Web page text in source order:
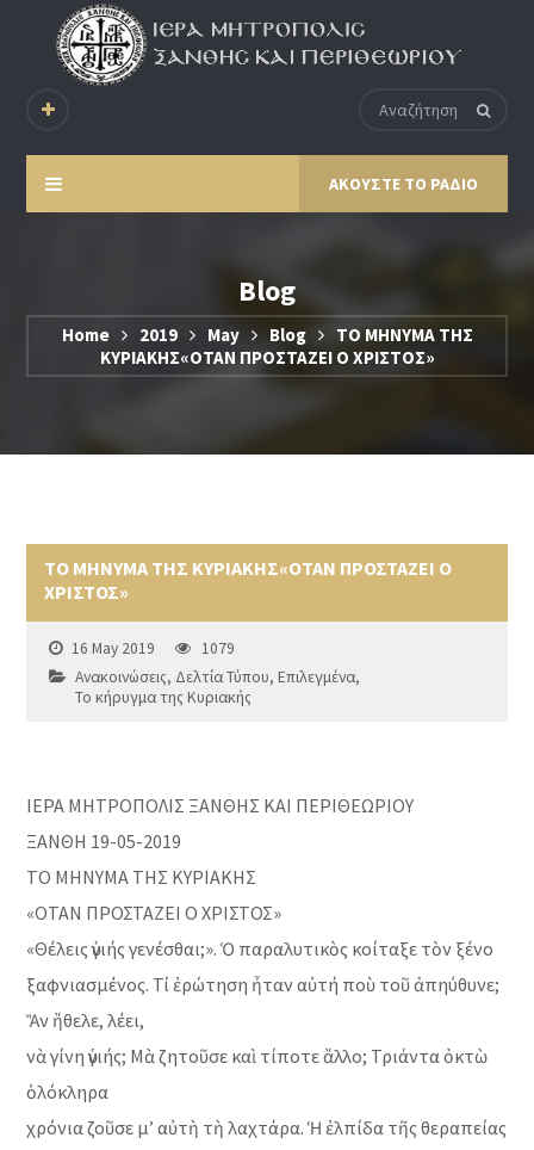
ΑΚΟΥΣΤΕ ΤΟ ΡΑΔΙΟ
Blog
Home 2019 May Blog
ΤΟ ΜΗΝΥΜΑ ΤΗΣ
ΚΥΡΙΑΚΗΣ«ΟΤΑΝ ΠΡΟΣΤΑΖΕΙ Ο ΧΡΙΣΤΟΣ»
ΤΟ ΜΗΝΥΜΑ ΤΗΣ ΚΥΡΙΑΚΗΣ«ΟΤΑΝ ΠΡΟΣΤΑΖΕΙ Ο
ΧΡΙΣΤΟΣ»
16 May 2019
1079
Ανακοινώσεις, Δελτία Τύπου,Επιλεγμένα,
Το κήρυγμα της Κυριακής
ΙΕΡΑ ΜΗΤΡΟΠΟΛΙΣ ΞΑΝΘΗΣ ΚΑΙ ΠΕΡΙΘΕΩΡΙΟΥ
ΞΑΝΘΗ 19-05-2019
ΤΟ ΜΗΝΥΜΑ ΤΗΣ ΚΥΡΙΑΚΗΣ
«ΟΤΑΝ ΠΡΟΣΤΑΖΕΙ Ο ΧΡΙΣΤΟΣ»
«Θέλεις ὑγιής γενέσθαι;». Ὁ παραλυτικὸς κοίταξε τὸν ξένο
ξαφνιασμένος. Τί ἐρώτηση ἦταν αὐτή ποὺ τοῦ ἀπηύθυνε;
Ἂν ἤθελε, λέει,
νὰ γίνη ὑγιής; Μὰ ζητοῦσε καὶ τίποτε ἄλλο; Τριάντα ὀκτὼ
ὁλόκληρα
χρόνια ζοῦσε μ’ αὐτὴ τὴ λαχτάρα. Ἡ ἐλπίδα τῆς θεραπείας